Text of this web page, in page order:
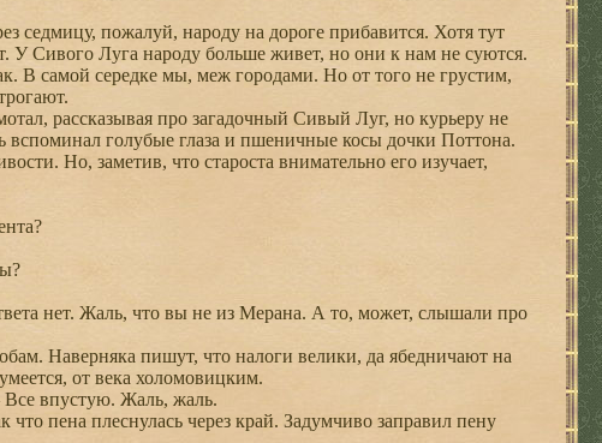
седмицу, пожалуй, народу на дороге прибавится. Хотя тут
У Сивого Луга народу больше живет, но они к нам не суются.
В самой середке мы, меж городами. Но от того не грустим,
рассказывая про загадочный Сивый Луг, но курьеру не
вспоминал голубые глаза и пшеничные косы дочки Поттона.
Но, заметив, что староста внимательно его изучает,
нет. Жаль, что вы не из Мерана. А то, может, слышали про
Наверняка пишут, что налоги велики, да ябедничают на
от века холомовицким.
впустую. Жаль, жаль.
пена плеснулась через край. Задумчиво заправил пену